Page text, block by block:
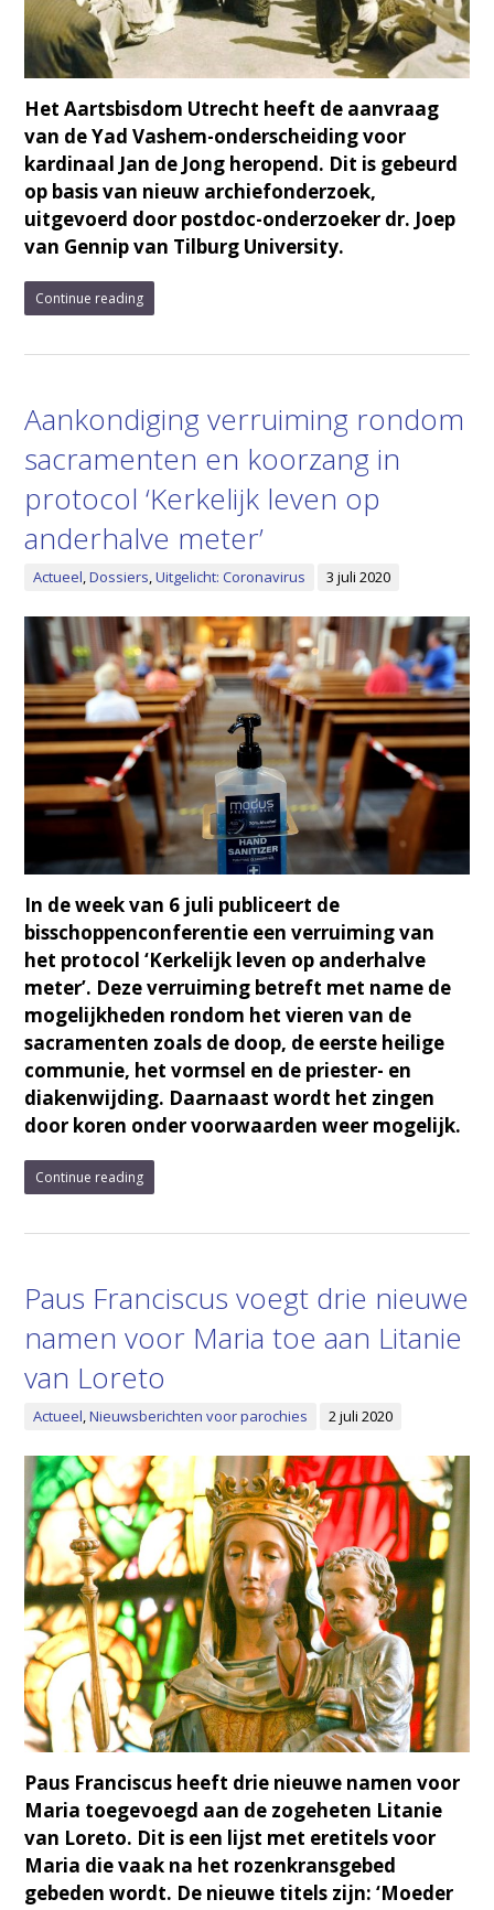
Het Aartsbisdom Utrecht heeft de aanvraag
van de Yad Vashem-onderscheiding voor
kardinaal Jan de Jong heropend. Dit is gebeurd
op basis van nieuw archiefonderzoek,
uitgevoerd door postdoc-onderzoeker dr. Joep
van Gennip van Tilburg University.
Continue reading
Aankondiging verruiming rondom
sacramenten en koorzang in
protocol ‘Kerkelijk leven op
anderhalve meter’
Actueel,Dossiers,Uitgelicht: Coronavirus 3 juli 2020
In de week van 6 juli publiceert de
bisschoppenconferentie een verruiming van
het protocol ‘Kerkelijk leven op anderhalve
meter’. Deze verruiming betreft met name de
mogelijkheden rondom het vieren van de
sacramenten zoals de doop, de eerste heilige
communie, het vormsel en de priester- en
diakenwijding. Daarnaast wordt het zingen
door koren onder voorwaarden weer mogelijk.
Continue reading
Paus Franciscus voegt drie nieuwe
namen voor Maria toe aan Litanie
van Loreto
Actueel,Nieuwsberichten voor parochies 2 juli 2020
Paus Franciscus heeft drie nieuwe namen voor
Maria toegevoegd aan de zogeheten Litanie
van Loreto. Dit is een lijst met eretitels voor
Maria die vaak na het rozenkransgebed
gebeden wordt. De nieuwe titels zijn: ‘Moeder